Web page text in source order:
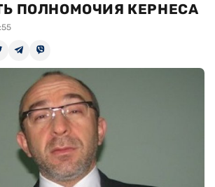
ПОЛНОМОЧИЯ КЕРНЕСА